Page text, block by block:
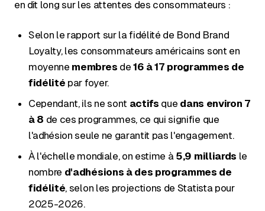
en dit long sur les attentes des consommateurs :
Selon le rapport sur la fidélité de Bond Brand
Loyalty, les consommateurs américains sont en
moyenne membres de 16 à 17 programmes de
fidélité par foyer.
Cependant, ils ne sont actifs que dans environ 7
à 8 de ces programmes, ce qui signifie que
l'adhésion seule ne garantit pas l'engagement.
À l'échelle mondiale, on estime à 5,9 milliards le
nombre d'adhésions à des programmes de
fidélité, selon les projections de Statista pour
2025-2026.